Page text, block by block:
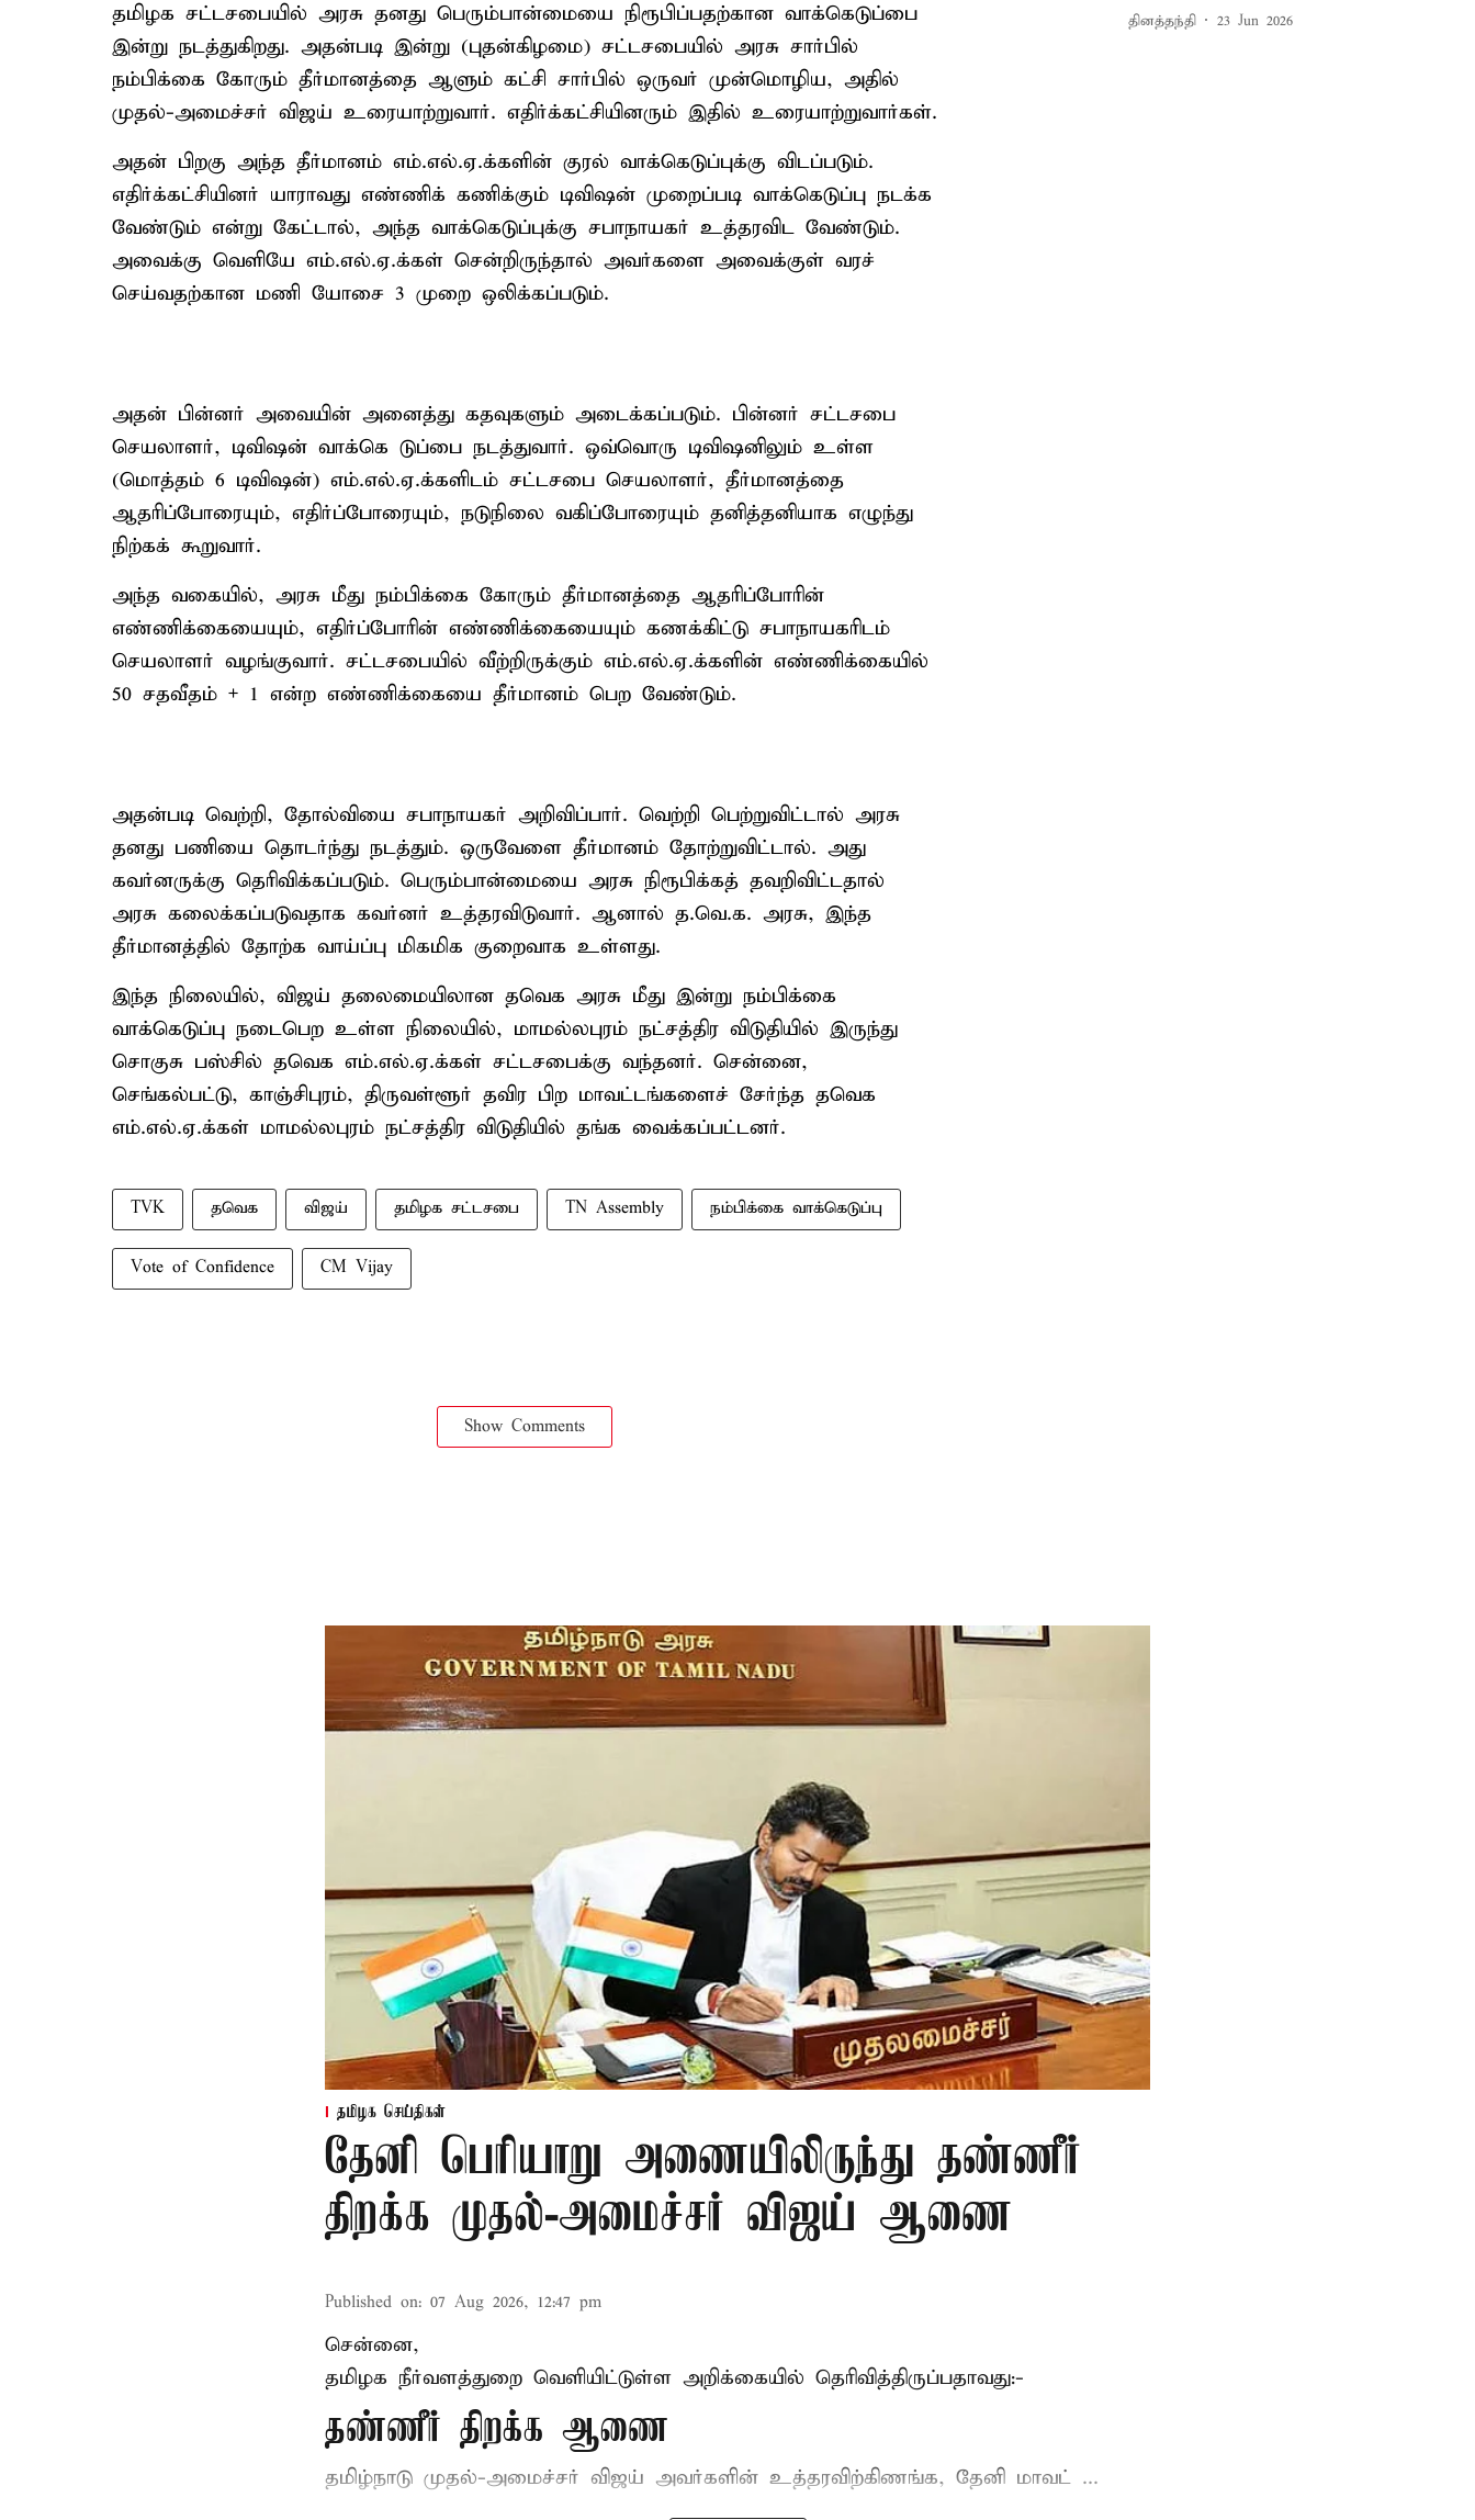
தமிழக சட்டசபையில் அரசு தனது பெரும்பான்மையை நிரூபிப்பதற்கான வாக்கெடுப்பை
இன்று நடத்துகிறது. அதன்படி இன்று (புதன்கிழமை) சட்டசபையில் அரசு சார்பில்
நம்பிக்கை கோரும் தீர்மானத்தை ஆளும் கட்சி சார்பில் ஒருவர் முன்மொழிய, அதில்
முதல்-அமைச்சர் விஜய் உரையாற்றுவார். எதிர்க்கட்சியினரும் இதில் உரையாற்றுவார்கள்.
அதன் பிறகு அந்த தீர்மானம் எம்.எல்.ஏ.க்களின் குரல் வாக்கெடுப்புக்கு விடப்படும்.
எதிர்க்கட்சியினர் யாராவது எண்ணிக் கணிக்கும் டிவிஷன் முறைப்படி வாக்கெடுப்பு நடக்க
வேண்டும் என்று கேட்டால், அந்த வாக்கெடுப்புக்கு சபாநாயகர் உத்தரவிட வேண்டும்.
அவைக்கு வெளியே எம்.எல்.ஏ.க்கள் சென்றிருந்தால் அவர்களை அவைக்குள் வரச்
செய்வதற்கான மணி யோசை 3 முறை ஒலிக்கப்படும்.
அதன் பின்னர் அவையின் அனைத்து கதவுகளும் அடைக்கப்படும். பின்னர் சட்டசபை
செயலாளர், டிவிஷன் வாக்கெ டுப்பை நடத்துவார். ஒவ்வொரு டிவிஷனிலும் உள்ள
(மொத்தம் 6 டிவிஷன்) எம்.எல்.ஏ.க்களிடம் சட்டசபை செயலாளர், தீர்மானத்தை
ஆதரிப்போரையும், எதிர்ப்போரையும், நடுநிலை வகிப்போரையும் தனித்தனியாக எழுந்து
நிற்கக் கூறுவார்.
அந்த வகையில், அரசு மீது நம்பிக்கை கோரும் தீர்மானத்தை ஆதரிப்போரின்
எண்ணிக்கையையும், எதிர்ப்போரின் எண்ணிக்கையையும் கணக்கிட்டு சபாநாயகரிடம்
செயலாளர் வழங்குவார். சட்டசபையில் வீற்றிருக்கும் எம்.எல்.ஏ.க்களின் எண்ணிக்கையில்
50 சதவீதம் + 1 என்ற எண்ணிக்கையை தீர்மானம் பெற வேண்டும்.
அதன்படி வெற்றி, தோல்வியை சபாநாயகர் அறிவிப்பார். வெற்றி பெற்றுவிட்டால் அரசு
தனது பணியை தொடர்ந்து நடத்தும். ஒருவேளை தீர்மானம் தோற்றுவிட்டால். அது
கவர்னருக்கு தெரிவிக்கப்படும். பெரும்பான்மையை அரசு நிரூபிக்கத் தவறிவிட்டதால்
அரசு கலைக்கப்படுவதாக கவர்னர் உத்தரவிடுவார். ஆனால் த.வெ.க. அரசு, இந்த
தீர்மானத்தில் தோற்க வாய்ப்பு மிகமிக குறைவாக உள்ளது.
இந்த நிலையில், விஜய் தலைமையிலான தவெக அரசு மீது இன்று நம்பிக்கை
வாக்கெடுப்பு நடைபெற உள்ள நிலையில், மாமல்லபுரம் நட்சத்திர விடுதியில் இருந்து
சொகுசு பஸ்சில் தவெக எம்.எல்.ஏ.க்கள் சட்டசபைக்கு வந்தனர். சென்னை,
செங்கல்பட்டு, காஞ்சிபுரம், திருவள்ளூர் தவிர பிற மாவட்டங்களைச் சேர்ந்த தவெக
எம்.எல்.ஏ.க்கள் மாமல்லபுரம் நட்சத்திர விடுதியில் தங்க வைக்கப்பட்டனர்.
TVK தவெக விஜய் தமிழக சட்டசபை TN Assembly நம்பிக்கை வாக்கெடுப்பு
Vote of Confidence CM Vijay
Show Comments
தினத்தந்தி 23 Jun 2026
தமிழக செய்திகள்
தேனி பெரியாறு அணையிலிருந்து தண்ணீர்
திறக்க முதல்-அமைச்சர் விஜய் ஆணை
Published on: 07 Aug 2026, 12:47 pm
சென்னை,
தமிழக நீர்வளத்துறை வெளியிட்டுள்ள அறிக்கையில் தெரிவித்திருப்பதாவது:-
தண்ணீர் திறக்க ஆணை
தமிழ்நாடு முதல்-அமைச்சர் விஜய் அவர்களின் உத்தரவிற்கிணங்க, தேனி மாவட் ...